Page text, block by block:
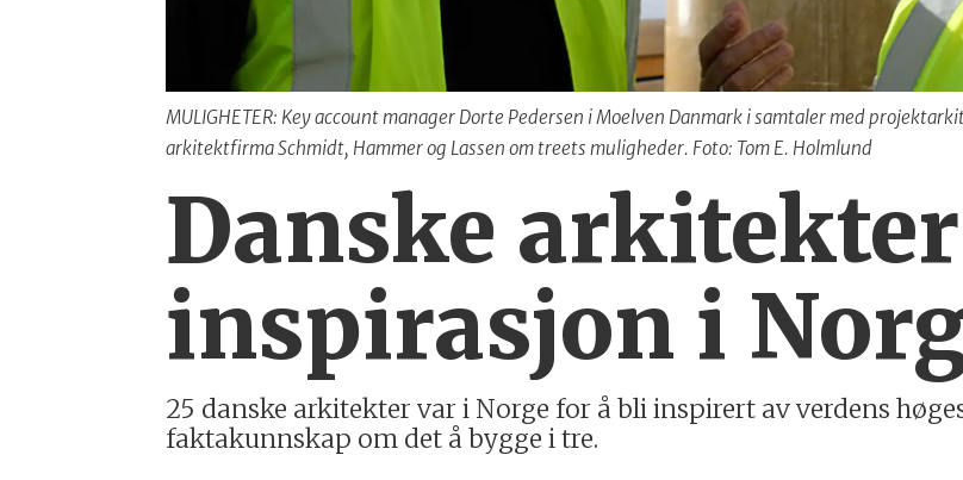
MULIGHETER: Key account manager Dorte Pedersen i Moelven Danmark i samtaler med
arkitektfirma Schmidt, Hammer og Lassen om treets muligheder. Foto: Tom E. Holmlund
Danske
inspirasjon i
25 danske arkitekter var i Norge for å bli inspirert av verdens
faktakunnskap om det å bygge i tre.